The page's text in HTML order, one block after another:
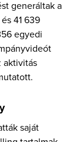
generáltak a
41 639
egyedi
aktivitás
saját